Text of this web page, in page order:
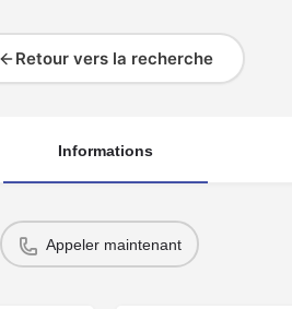
Retour vers la recherche
Informations
Appeler maintenant